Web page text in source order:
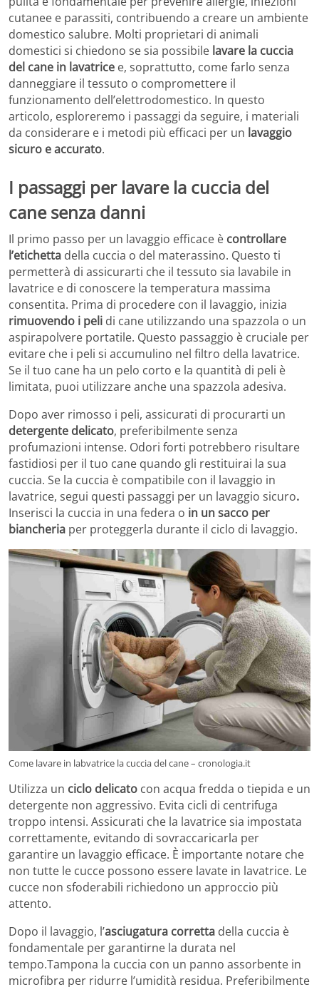
cutanee e parassiti, contribuendo a creare un ambiente
domestico salubre. Molti proprietari di animali
domestici si chiedono se sia possibile lavare la cuccia
del cane in lavatrice e, soprattutto, come farlo senza
danneggiare il tessuto o compromettere il
funzionamento dell’elettrodomestico. In questo
articolo, esploreremo i passaggi da seguire, i materiali
da considerare e i metodi più efficaci per un lavaggio
sicuro e accurato.
I passaggi per lavare la cuccia del
cane senza danni
Il primo passo per un lavaggio efficace è controllare
l’etichetta della cuccia o del materassino. Questo ti
permetterà di assicurarti che il tessuto sia lavabile in
lavatrice e di conoscere la temperatura massima
consentita. Prima di procedere con il lavaggio, inizia
rimuovendo i peli di cane utilizzando una spazzola o un
aspirapolvere portatile. Questo passaggio è cruciale per
evitare che i peli si accumulino nel filtro della lavatrice.
Se il tuo cane ha un pelo corto e la quantità di peli è
limitata, puoi utilizzare anche una spazzola adesiva.
Dopo aver rimosso i peli, assicurati di procurarti un
detergente delicato, preferibilmente senza
profumazioni intense. Odori forti potrebbero risultare
fastidiosi per il tuo cane quando gli restituirai la sua
cuccia. Se la cuccia è compatibile con il lavaggio in
lavatrice, segui questi passaggi per un lavaggio sicuro.
Inserisci la cuccia in una federa o in un sacco per
biancheria per proteggerla durante il ciclo di lavaggio.
Come lavare in labvatrice la cuccia del cane – cronologia.it
Utilizza un ciclo delicato con acqua fredda o tiepida e un
detergente non aggressivo. Evita cicli di centrifuga
troppo intensi. Assicurati che la lavatrice sia impostata
correttamente, evitando di sovraccaricarla per
garantire un lavaggio efficace. È importante notare che
non tutte le cucce possono essere lavate in lavatrice. Le
cucce non sfoderabili richiedono un approccio più
attento.
Dopo il lavaggio, l’asciugatura corretta della cuccia è
fondamentale per garantirne la durata nel
tempo.Tampona la cuccia con un panno assorbente in
microfibra per ridurre l’umidità residua. Preferibilmente